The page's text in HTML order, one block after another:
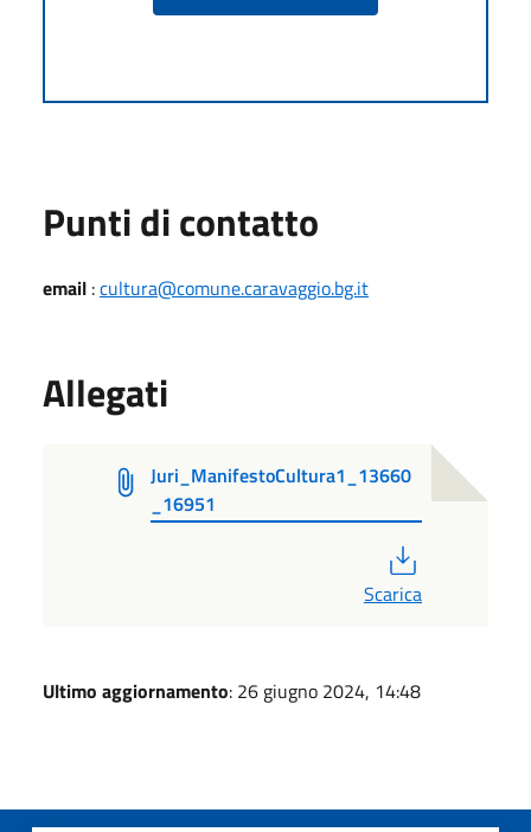
Punti di contatto
email :cultura@comune.caravaggio.bg.it
Allegati
Juri_ManifestoCultura1_13660
_16951
Scarica
Ultimo aggiornamento: 26 giugno 2024, 14:48